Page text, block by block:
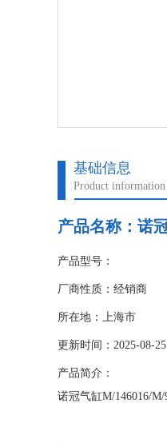
基础信息
Product information
产品名称：诺
产品型号：
厂商性质：经销商
所在地：上海市
更新时间：2025-08-25
产品简介：
诺冠气缸M/146016/M/